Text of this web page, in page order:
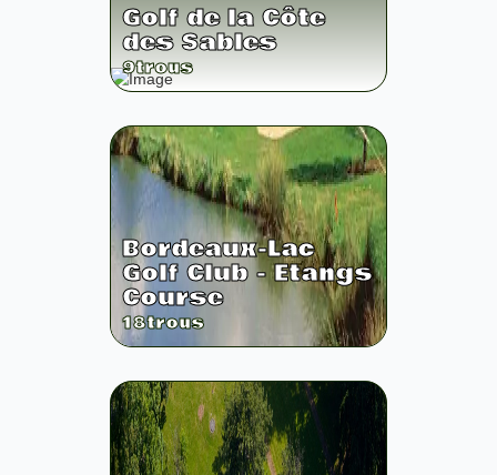
Golf de la Côte
des Sables
9trous
Bordeaux-Lac
Golf Club - Etangs
Course
18trous